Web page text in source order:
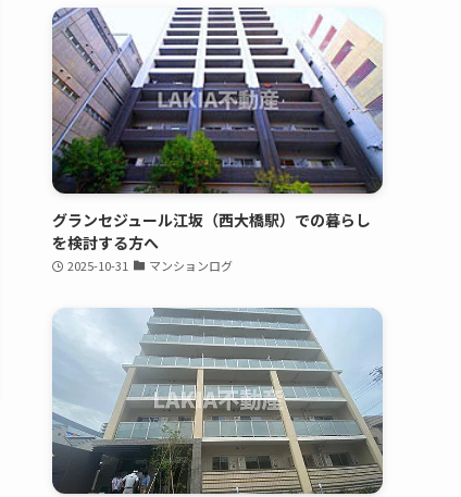
グランセジュール江坂（西大橋駅）での暮らし
を検討する方へ
2025-10-31 マンションログ